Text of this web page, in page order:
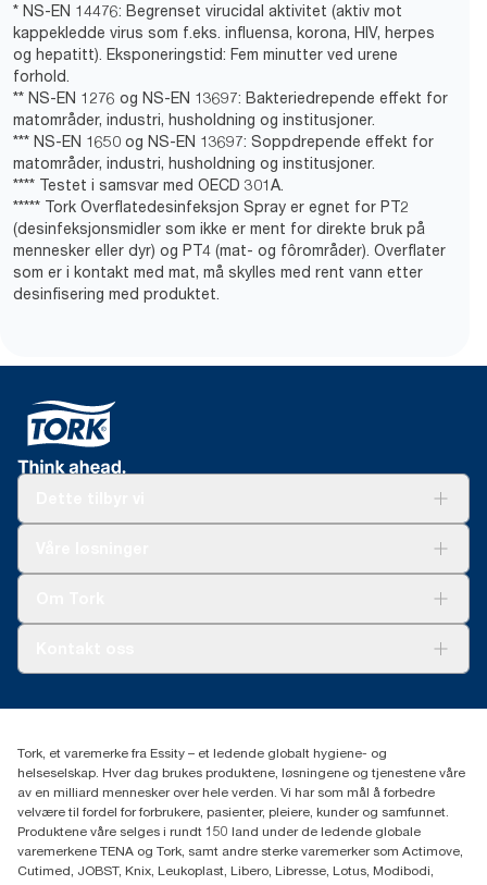
* NS-EN 14476: Begrenset virucidal aktivitet (aktiv mot
kappekledde virus som f.eks. influensa, korona, HIV, herpes
og hepatitt). Eksponeringstid: Fem minutter ved urene
forhold.
** NS-EN 1276 og NS-EN 13697: Bakteriedrepende effekt for
matområder, industri, husholdning og institusjoner.
*** NS-EN 1650 og NS-EN 13697: Soppdrepende effekt for
matområder, industri, husholdning og institusjoner.
**** Testet i samsvar med OECD 301A.
***** Tork Overflatedesinfeksjon Spray er egnet for PT2
(desinfeksjonsmidler som ikke er ment for direkte bruk på
mennesker eller dyr) og PT4 (mat- og fôrområder). Overflater
som er i kontakt med mat, må skylles med rent vann etter
desinfisering med produktet.
(+47) 22 70 62 00
Fredrik Selmers vei 6
0603 OSLO
Tork, et varemerke fra Essity – et ledende globalt hygiene- og
helseselskap. Hver dag brukes produktene, løsningene og tjenestene våre
av en milliard mennesker over hele verden. Vi har som mål å forbedre
velvære til fordel for forbrukere, pasienter, pleiere, kunder og samfunnet.
Produktene våre selges i rundt 150 land under de ledende globale
varemerkene TENA og Tork, samt andre sterke varemerker som Actimove,
Cutimed, JOBST, Knix, Leukoplast, Libero, Libresse, Lotus, Modibodi,